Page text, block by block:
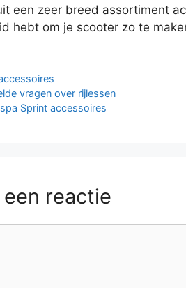
een zeer breed assortiment
hebt om je scooter zo te
vragen over rijlessen
Sprint accessoires
een reactie